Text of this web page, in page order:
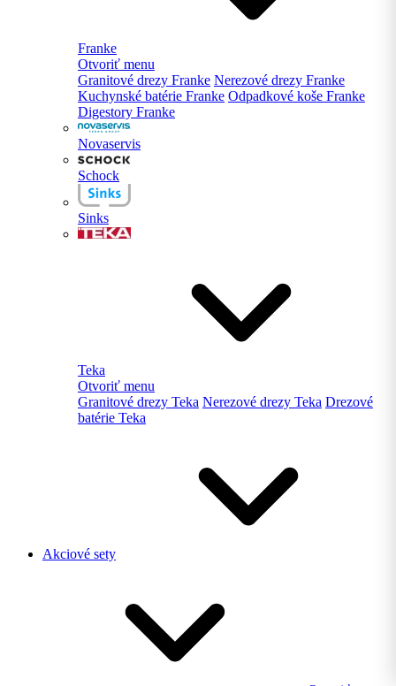
Franke
Otvoriť menu
Granitové drezy Franke Nerezové drezy Franke
Kuchynské batérie Franke Odpadkové koše Franke
Digestory Franke
Novaservis
Schock
Sinks
Teka
Otvoriť menu
Granitové drezy Teka Nerezové drezy Teka Drezové
batérie Teka
Akciové sety